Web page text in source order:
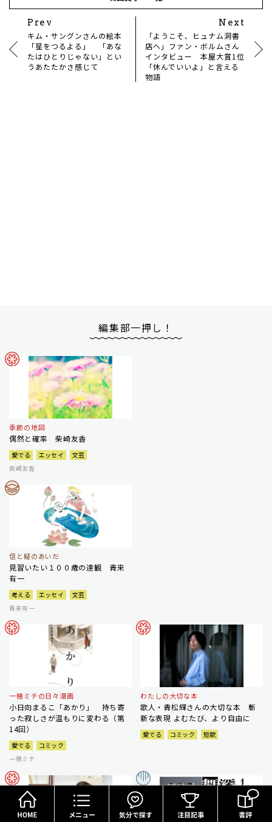
Prev
キム・サングンさんの絵本
「星をつるよる」 「あな
たはひとりじゃない」とい
うあたたかさ感じて
Next
「ようこそ、ヒュナム洞書
店へ」ファン・ボルムさん
インタビュー 本屋大賞1位
「休んでいいよ」と言える
物語
編集部一押し！
季節の地図
偶然と確率 柴崎友香
愛でる エッセイ
文芸
柴崎友香
信と疑のあいだ
見習いたい１００歳の達観 青来
有一
考える エッセイ
文芸
青来有一
一穂ミチの日々漫画
小日向まるこ「あかり」 持ち寄
った寂しさが温もりに変わる（第
14回）
愛でる
コミック
一穂ミチ
わたしの大切な本
歌人・青松輝さんの大切な本 斬
新な表現 よむたび、より自由に
愛でる コミック 短歌